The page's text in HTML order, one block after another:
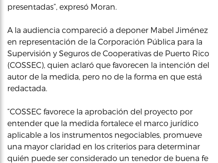
presentadas”, expresó Moran.
A la audiencia compareció a deponer Mabel Jiménez
en representación de la Corporación Pública para la
Supervisión y Seguros de Cooperativas de Puerto Rico
(COSSEC), quien aclaró que favorecen la intención del
autor de la medida, pero no de la forma en que está
redactada.
“COSSEC favorece la aprobación del proyecto por
entender que la medida fortalece el marco jurídico
aplicable a los instrumentos negociables, promueve
una mayor claridad en los criterios para determinar
quién puede ser considerado un tenedor de buena fe